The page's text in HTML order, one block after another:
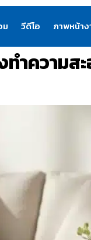
ม วีดีโอ ภาพหน้าง
ำความส